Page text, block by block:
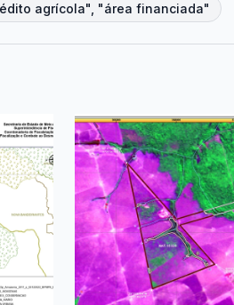
agrícola", "área financiada"